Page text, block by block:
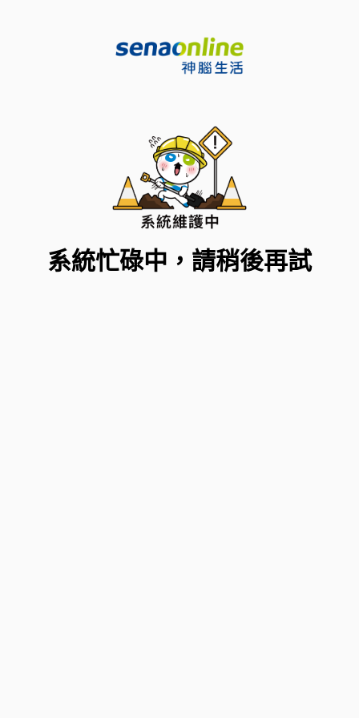
系統忙碌中，請稍後再試